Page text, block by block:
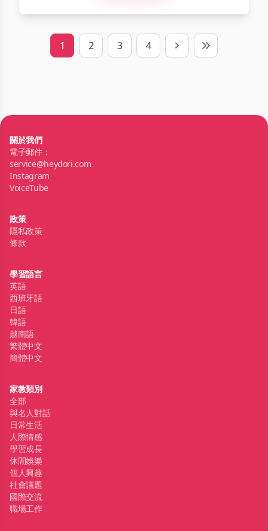
1 2 3 4 Next Last
關於我們
電子郵件：
service@heydori.com
Instagram
VoiceTube
政策
隱私政策
條款
學習語言
英語
西班牙語
日語
韓語
越南語
繁體中文
簡體中文
家教類別
全部
與名人對話
日常生活
人際情感
學習成長
休閒娛樂
個人興趣
社會議題
國際交流
職場工作